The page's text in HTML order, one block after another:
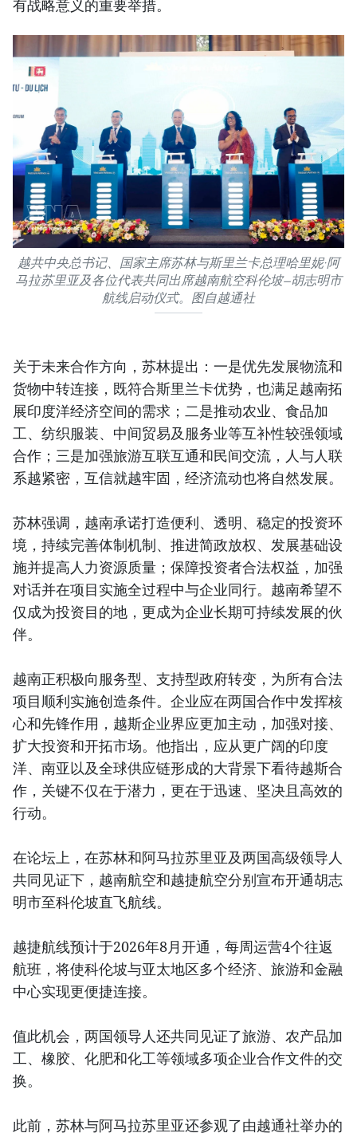
有战略意义的重要举措。
越共中央总书记、国家主席苏林与斯里兰卡总理哈里妮·阿
马拉苏里亚及各位代表共同出席越南航空科伦坡—胡志明市
航线启动仪式。图自越通社
关于未来合作方向，苏林提出：一是优先发展物流和
货物中转连接，既符合斯里兰卡优势，也满足越南拓
展印度洋经济空间的需求；二是推动农业、食品加
工、纺织服装、中间贸易及服务业等互补性较强领域
合作；三是加强旅游互联互通和民间交流，人与人联
系越紧密，互信就越牢固，经济流动也将自然发展。
苏林强调，越南承诺打造便利、透明、稳定的投资环
境，持续完善体制机制、推进简政放权、发展基础设
施并提高人力资源质量；保障投资者合法权益，加强
对话并在项目实施全过程中与企业同行。越南希望不
仅成为投资目的地，更成为企业长期可持续发展的伙
伴。
越南正积极向服务型、支持型政府转变，为所有合法
项目顺利实施创造条件。企业应在两国合作中发挥核
心和先锋作用，越斯企业界应更加主动，加强对接、
扩大投资和开拓市场。他指出，应从更广阔的印度
洋、南亚以及全球供应链形成的大背景下看待越斯合
作，关键不仅在于潜力，更在于迅速、坚决且高效的
行动。
在论坛上，在苏林和阿马拉苏里亚及两国高级领导人
共同见证下，越南航空和越捷航空分别宣布开通胡志
明市至科伦坡直飞航线。
越捷航线预计于2026年8月开通，每周运营4个往返
航班，将使科伦坡与亚太地区多个经济、旅游和金融
中心实现更便捷连接。
值此机会，两国领导人还共同见证了旅游、农产品加
工、橡胶、化肥和化工等领域多项企业合作文件的交
换。
此前，苏林与阿马拉苏里亚还参观了由越通社举办的